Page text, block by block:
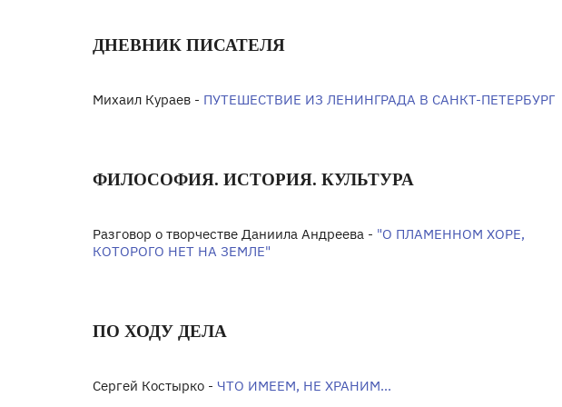
ДНЕВНИК ПИСАТЕЛЯ
Михаил Кураев - ПУТЕШЕСТВИЕ ИЗ ЛЕНИНГРАДА В САНКТ-ПЕТЕРБУРГ
ФИЛОСОФИЯ. ИСТОРИЯ. КУЛЬТУРА
Разговор о творчестве Даниила Андреева - "О ПЛАМЕННОМ ХОРЕ,
КОТОРОГО НЕТ НА ЗЕМЛЕ"
ПО ХОДУ ДЕЛА
Сергей Костырко - ЧТО ИМЕЕМ, НЕ ХРАНИМ...